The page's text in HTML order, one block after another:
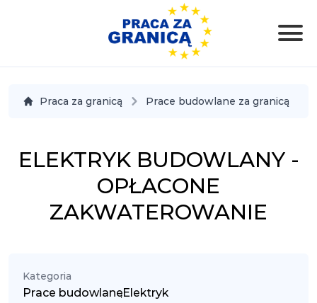
Praca za granicą Prace budowlane za granicą
ELEKTRYK BUDOWLANY -
OPŁACONE
ZAKWATEROWANIE
Kategoria
Prace budowlane,Elektryk